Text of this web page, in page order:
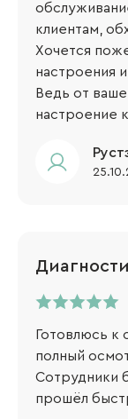
клиентам,
Хочется
настроения
Ведь от
настроение
Готовлюсь к
полный
Сотрудники
прошёл